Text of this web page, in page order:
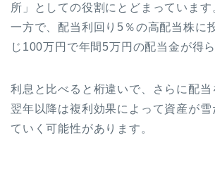
所」としての役割にとどまっています
一方で、配当利回り5％の高配当株に
じ100万円で年間5万円の配当金が得ら
利息と比べると桁違いで、さらに配
翌年以降は複利効果によって資産が雪
ていく可能性があります。